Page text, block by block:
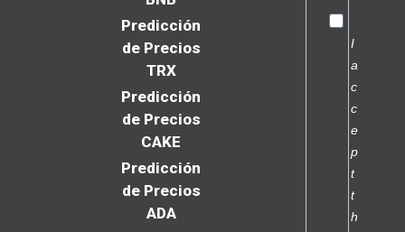
Predicción
de Precios
TRX
Predicción
de Precios
CAKE
Predicción
de Precios
ADA
I
a
c
c
e
p
t
t
h